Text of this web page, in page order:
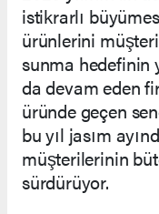
istikrarlı
ürünlerini
sunma hedefinin
da devam eden
üründe geçen
bu yıl jasım
müşterilerinin
sürdürüyor.